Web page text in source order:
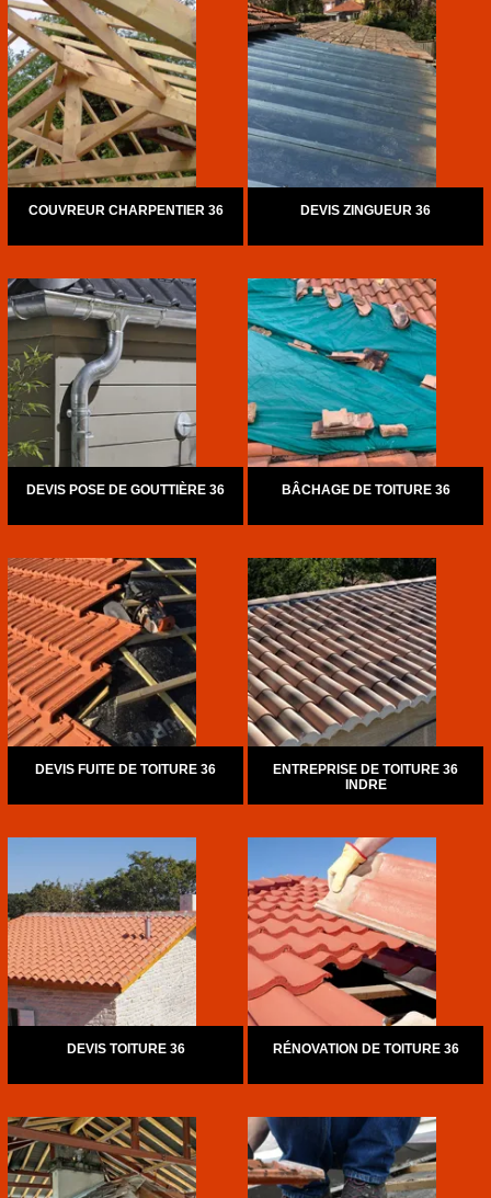
COUVREUR CHARPENTIER 36 DEVIS ZINGUEUR 36
DEVIS POSE DE GOUTTIÈRE 36 BÂCHAGE DE TOITURE 36
DEVIS FUITE DE TOITURE 36
ENTREPRISE DE TOITURE 36
INDRE
DEVIS TOITURE 36 RÉNOVATION DE TOITURE 36